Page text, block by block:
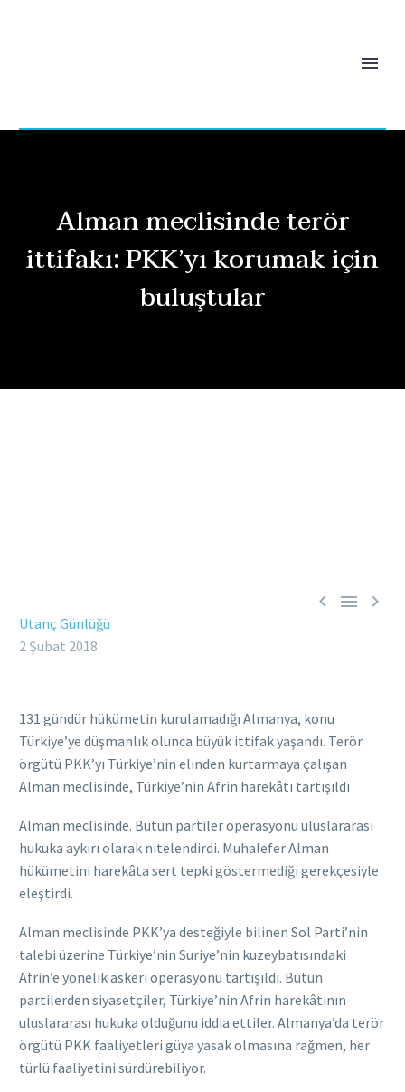
Alman meclisinde terör
ittifakı: PKK’yı korumak için
buluştular
  
Utanç Günlüğü
2 Şubat 2018
131 gündür hükümetin kurulamadığı Almanya, konu
Türkiye’ye düşmanlık olunca büyük ittifak yaşandı. Terör
örgütü PKK’yı Türkiye’nin elinden kurtarmaya çalışan
Alman meclisinde, Türkiye’nin Afrin harekâtı tartışıldı
Alman meclisinde. Bütün partiler operasyonu uluslararası
hukuka aykırı olarak nitelendirdi. Muhalefer Alman
hükümetini harekâta sert tepki göstermediği gerekçesiyle
eleştirdi.
Alman meclisinde PKK’ya desteğiyle bilinen Sol Parti’nin
talebi üzerine Türkiye’nin Suriye’nin kuzeybatısındaki
Afrin’e yönelik askeri operasyonu tartışıldı. Bütün
partilerden siyasetçiler, Türkiye’nin Afrin harekâtının
uluslararası hukuka olduğunu iddia ettiler. Almanya’da terör
örgütü PKK faaliyetleri güya yasak olmasına rağmen, her
türlü faaliyetini sürdürebiliyor.